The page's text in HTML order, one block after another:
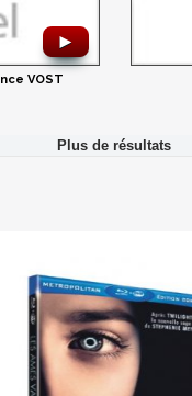
►
VOST